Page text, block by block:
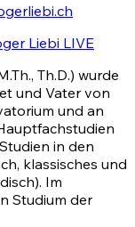
Liebi LIVE
Th.D.) wurde
und Vater von
und an
in den
klassisches und
Im
Studium der